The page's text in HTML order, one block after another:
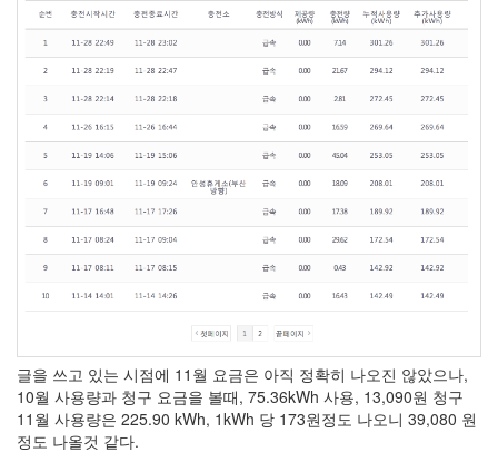
글을 쓰고 있는 시점에 11월 요금은 아직 정확히 나오진 않았으나,
10월 사용량과 청구 요금을 볼때, 75.36kWh 사용, 13,090원 청구
11월 사용량은 225.90 kWh, 1kWh 당 173원정도 나오니 39,080 원
정도 나올것 같다.
Notices
Find!
전
체
264
blog